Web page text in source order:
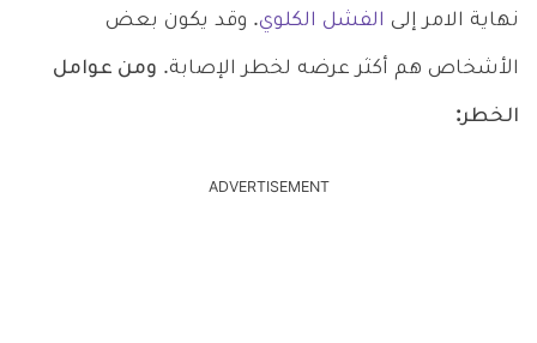
نهاية الامر إلى الفشل الكلوي. وقد يكون بعض
الأشخاص هم أكثر عرضه لخطر الإصابة. ومن عوامل
الخطر:
ADVERTISEMENT